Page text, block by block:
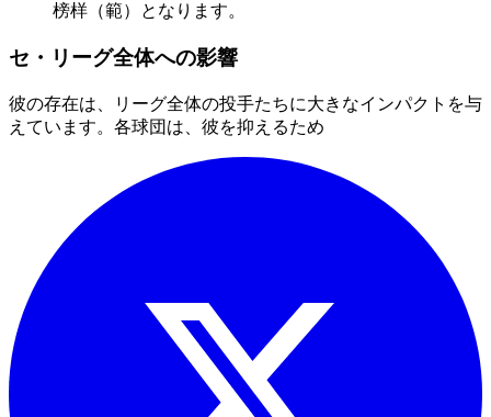
榜样（範）となります。
セ・リーグ全体への影響
彼の存在は、リーグ全体の投手たちに大きなインパクトを与
えています。各球団は、彼を抑えるため